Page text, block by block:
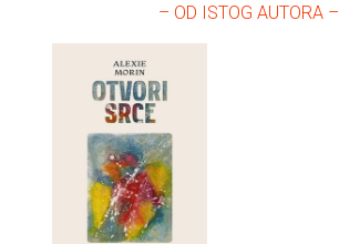
– OD ISTOG AUTORA –